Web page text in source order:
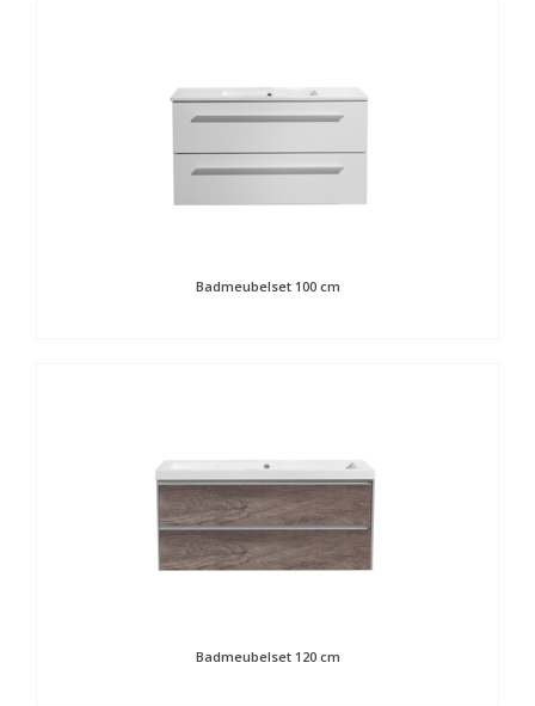
Badmeubelset 100 cm
Badmeubelset 120 cm